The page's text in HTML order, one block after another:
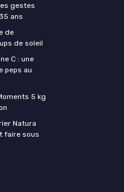
gestes
ans
de
de soleil
C : une
peps au
5 kg
Natura
faire sous